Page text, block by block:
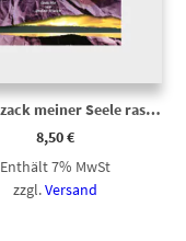
Im Zickzack meiner Seele raschelt das lila Seidenpapier
8,50€
Enthält 7% MwSt
zzgl.Versand